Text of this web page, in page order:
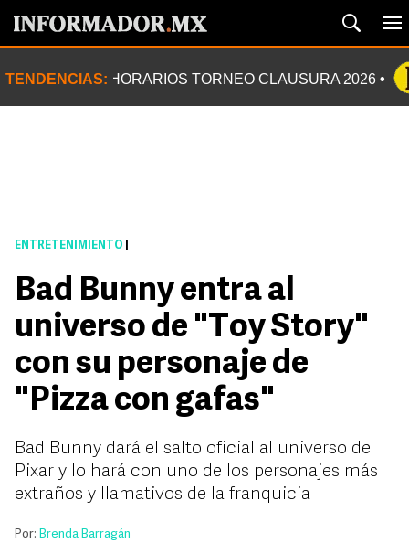
TENDENCIAS: HORARIOS TORNEO CLAUSURA 2026
ENTRETENIMIENTO
Bad Bunny entra al
universo de "Toy Story"
con su personaje de
"Pizza con gafas"
Bad Bunny dará el salto oficial al universo de
Pixar y lo hará con uno de los personajes más
extraños y llamativos de la franquicia
Por: Brenda Barragán